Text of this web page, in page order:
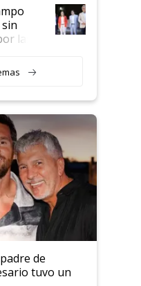
las
de
tuvo un